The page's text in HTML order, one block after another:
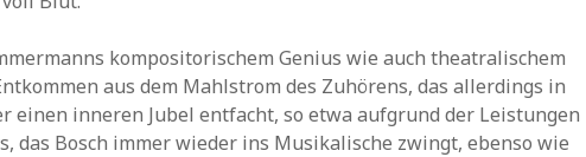
kompositorischem Genius wie auch theatralischem
aus dem Mahlstrom des Zuhörens, das allerdings in
einen inneren Jubel entfacht, so etwa aufgrund der Leistungen
das Bosch immer wieder ins Musikalische zwingt, ebenso wie